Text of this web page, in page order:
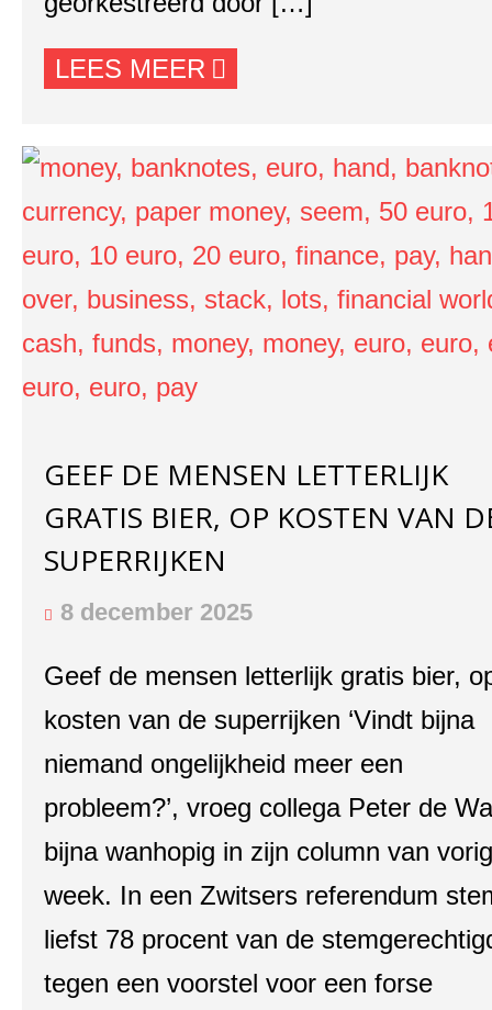
LEES MEER
GEEF DE MENSEN LETTERLIJK
GRATIS BIER, OP KOSTEN VAN
SUPERRIJKEN
8 december 2025
Geef de mensen letterlijk gratis bier,
kosten van de superrijken ‘Vindt bijna
niemand ongelijkheid meer een
probleem?’, vroeg collega Peter de
bijna wanhopig in zijn column van
week. In een Zwitsers referendum
liefst 78 procent van de
tegen een voorstel voor een forse